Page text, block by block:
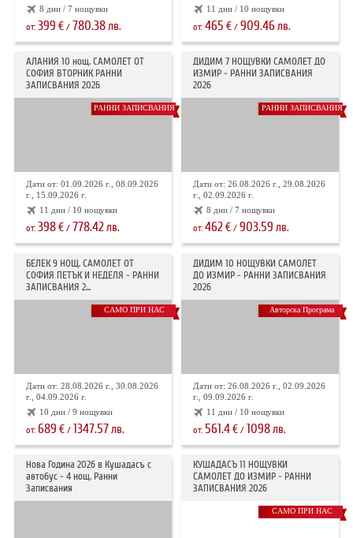
8 дни / 7 нощувки
от: 399 €/ 780.38лв.
11 дни / 10 нощувки
от:465 € /909.46лв.
АЛАНИЯ 10 нощ. САМОЛЕТ ОТ
СОФИЯ ВТОРНИК РАННИ
ЗАПИСВАНИЯ 2026
РАННИ ЗАПИСВАНИЯ
Дати от: 01.09.2026 г., 08.09.2026
г., 15.09.2026 г.
11 дни / 10 нощувки
от: 398€/ 778.42лв.
ДИДИМ 7 НОЩУВКИ САМОЛЕТ ДО
ИЗМИР - РАННИ ЗАПИСВАНИЯ
2026
РАННИ ЗАПИСВАНИЯ
Дати от: 26.08.2026 г., 29.08.2026
г., 02.09.2026 г.
8 дни / 7 нощувки
от:462€ /903.59 лв.
БЕЛЕК 9 НОЩ. САМОЛЕТ ОТ
СОФИЯ ПЕТЪК И НЕДЕЛЯ - РАННИ
ЗАПИСВАНИЯ 2...
САМО ПРИ НАС
Дати от: 28.08.2026 г., 30.08.2026
г., 04.09.2026 г.
10 дни / 9 нощувки
от: 689 €/ 1347.57лв.
ДИДИМ 10 НОЩУВКИ САМОЛЕТ
ДО ИЗМИР - РАННИ ЗАПИСВАНИЯ
2026
Авторска Програма
Дати от: 26.08.2026 г., 02.09.2026
г., 09.09.2026 г.
11 дни / 10 нощувки
от:561.4€ / 1098лв.
Нова Година 2026 в Кушадасъ с
автобус - 4 нощ. Ранни
Записвания
КУШАДАСЪ 11 НОЩУВКИ
САМОЛЕТ ДО ИЗМИР - РАННИ
ЗАПИСВАНИЯ 2026
САМО ПРИ НАС